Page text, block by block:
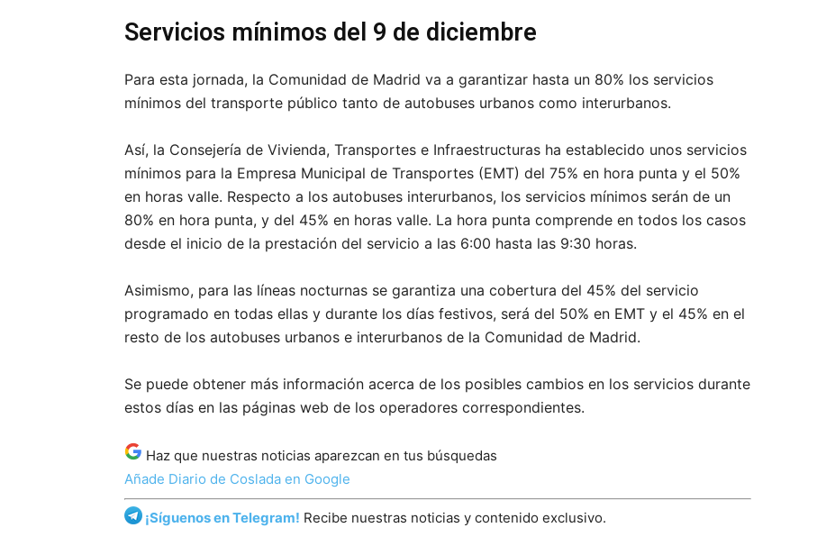
Servicios mínimos del 9 de diciembre
Para esta jornada, la Comunidad de Madrid va a garantizar hasta un 80% los servicios
mínimos del transporte público tanto de autobuses urbanos como interurbanos.
Así, la Consejería de Vivienda, Transportes e Infraestructuras ha establecido unos servicios
mínimos para la Empresa Municipal de Transportes (EMT) del 75% en hora punta y el 50%
en horas valle. Respecto a los autobuses interurbanos, los servicios mínimos serán de un
80% en hora punta, y del 45% en horas valle. La hora punta comprende en todos los casos
desde el inicio de la prestación del servicio a las 6:00 hasta las 9:30 horas.
Asimismo, para las líneas nocturnas se garantiza una cobertura del 45% del servicio
programado en todas ellas y durante los días festivos, será del 50% en EMT y el 45% en el
resto de los autobuses urbanos e interurbanos de la Comunidad de Madrid.
Se puede obtener más información acerca de los posibles cambios en los servicios durante
estos días en las páginas web de los operadores correspondientes.
Haz que nuestras noticias aparezcan en tus búsquedas
Añade Diario de Coslada en Google
¡Síguenos en Telegram! Recibe nuestras noticias y contenido exclusivo.